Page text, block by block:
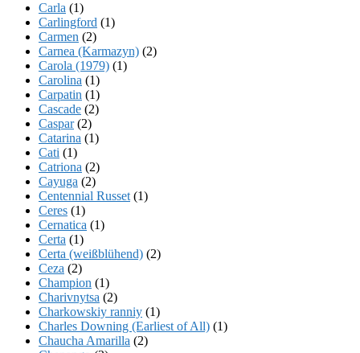
Carla (1)
Carlingford (1)
Carmen (2)
Carnea (Karmazyn) (2)
Carola (1979) (1)
Carolina (1)
Carpatin (1)
Cascade (2)
Caspar(2)
Catarina (1)
Cati (1)
Catriona (2)
Cayuga (2)
Centennial Russet (1)
Ceres (1)
Cernatica (1)
Certa (1)
Certa (weißblühend) (2)
Ceza (2)
Champion (1)
Charivnytsa (2)
Charkowskiy ranniy (1)
Charles Downing (Earliest of All) (1)
Chaucha Amarilla (2)